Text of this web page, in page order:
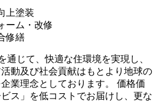
上塗装
ーム・改修
修繕
通じて、快適な住環境を実現し、
動及び社会貢献はもとより地球の
業理念としております。 価格価
ス」を低コストでお届けし、更な